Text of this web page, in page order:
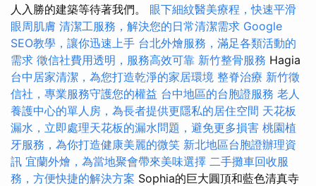
人入勝的建築等待著我們。 眼下細紋醫美療程，快速平滑
眼周肌膚 清潔工服務，解決您的日常清潔需求 Google
SEO教學，讓你迅速上手 台北外燴服務，滿足各類活動的
需求 徵信社費用透明，服務高效可靠 新竹整骨服務 Hagia
台中居家清潔，為您打造乾淨的家居環境 整脊治療 新竹徵
信社，專業服務守護您的權益 台中地區的台胞證服務 老人
養護中心的單人房，為長者提供更隱私的居住空間 天花板
漏水，立即處理天花板的漏水問題，避免更多損害 桃園植
牙服務，為你打造健康美麗的微笑 新北地區台胞證辦理資
訊 宜蘭外燴，為當地聚會帶來美味選擇 二手攤車回收服
務，方便快捷的解決方案 Sophia的巨大圓頂和藍色清真寺